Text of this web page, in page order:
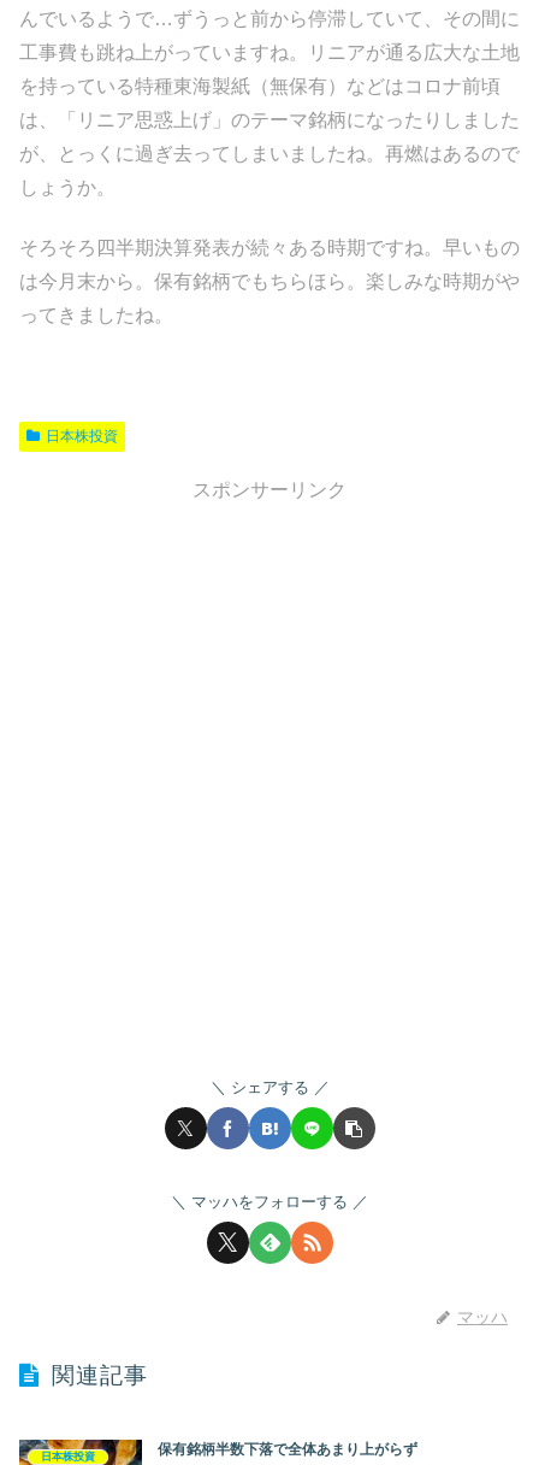
んでいるようで…ずうっと前から停滞していて、その間に
工事費も跳ね上がっていますね。リニアが通る広大な土地
を持っている特種東海製紙（無保有）などはコロナ前頃
は、「リニア思惑上げ」のテーマ銘柄になったりしました
が、とっくに過ぎ去ってしまいましたね。再燃はあるので
しょうか。
そろそろ四半期決算発表が続々ある時期ですね。早いもの
は今月末から。保有銘柄でもちらほら。楽しみな時期がや
ってきましたね。
日本株投資
スポンサーリンク
シェアする
マッハをフォローする
マッハ
関連記事
日本株投資 保有銘柄半数下落で全体あまり上がらず